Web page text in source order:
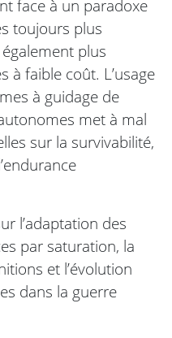
face à un paradoxe
toujours plus
plus
à faible coût. L’usage
à guidage de
met à mal
sur la survivabilité,
l’adaptation des
par saturation, la
et l’évolution
dans la guerre